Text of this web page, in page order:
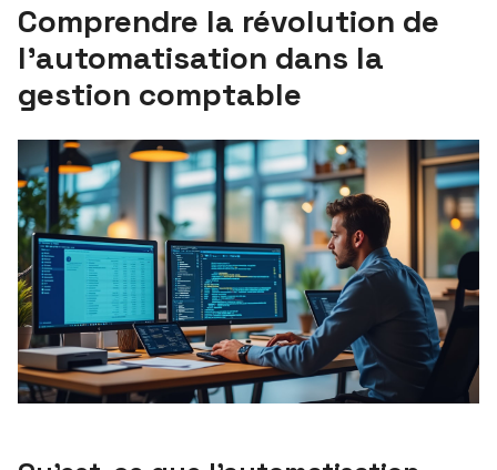
Comprendre la révolution de
l’automatisation dans la
gestion comptable